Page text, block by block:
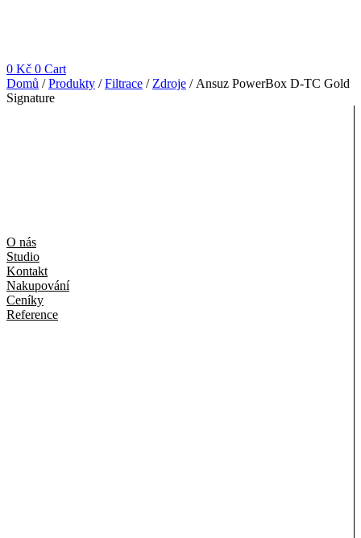
0 Kč 0 Cart
Domů /Produkty /Filtrace / Zdroje / Ansuz PowerBox D-TC Gold
Signature
O nás
Studio
Kontakt
Nakupování
Ceníky
Reference